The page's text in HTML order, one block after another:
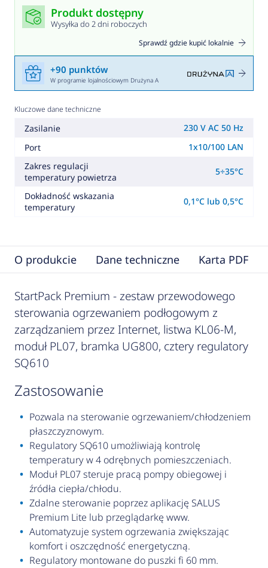
Produkt dostępny
Wysyłka do 2 dni roboczych
Sprawdź gdzie kupić lokalnie
+90 punktów
W programie lojalnościowym Drużyna A
Kluczowe dane techniczne
Zasilanie
230 V AC 50 Hz
Port
1x10/100 LAN
Zakres regulacji
temperatury powietrza
5÷35°C
Dokładność wskazania
temperatury
0,1°C lub 0,5°C
O produkcie Dane techniczne Karta PDF
StartPack Premium - zestaw przewodowego
sterowania ogrzewaniem podłogowym z
zarządzaniem przez Internet, listwa KL06-M,
moduł PL07, bramka UG800, cztery regulatory
SQ610
zastosowanie
Pozwala na sterowanie ogrzewaniem/chłodzeniem
płaszczyznowym.
Regulatory SQ610 umożliwiają kontrolę
temperatury w 4 odrębnych pomieszczeniach.
Moduł PL07 steruje pracą pompy obiegowej i
źródła ciepła/chłodu.
Zdalne sterowanie poprzez aplikację SALUS
Premium Lite lub przeglądarkę www.
Automatyzuje system ogrzewania zwiększając
komfort i oszczędność energetyczną.
Regulatory montowane do puszki fi 60 mm.